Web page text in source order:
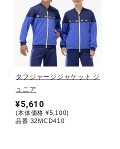
健康／エクササイズ
ジュニア／キッズ
コラボ／ライセンス
タフジャージジャケット ジ
ュニア
¥5,610
(本体価格 ¥5,100)
品番 32MCD410